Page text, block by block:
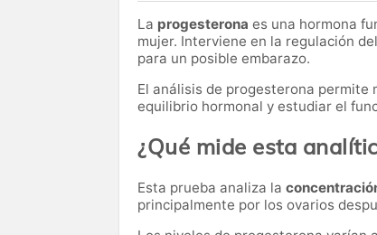
La progesterona es una hormona
mujer. Interviene en la regulación
para un posible embarazo.
El análisis de progesterona permite
equilibrio hormonal y estudiar el
¿Qué mide esta
Esta prueba analiza la
principalmente por los ovarios